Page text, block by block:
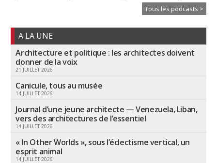
Tous les podcasts >
A LA UNE
Architecture et politique : les architectes doivent
donner de la voix
21 JUILLET 2026
Canicule, tous au musée
14 JUILLET 2026
Journal d’une jeune architecte — Venezuela, Liban,
vers des architectures de l’essentiel
14 JUILLET 2026
« In Other Worlds », sous l’éclectisme vertical, un
esprit animal
14 JUILLET 2026